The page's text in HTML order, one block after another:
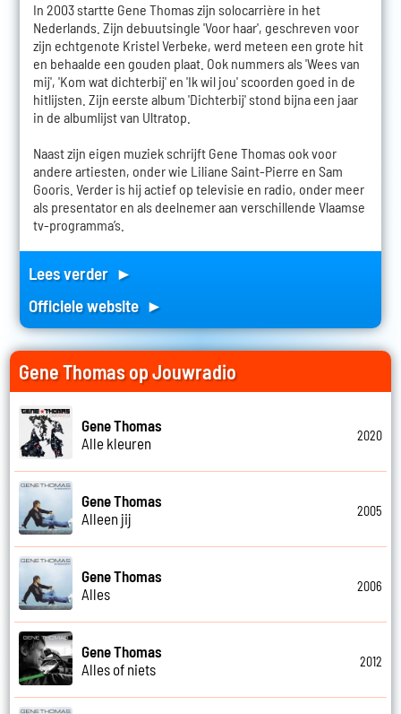
In 2003 startte Gene Thomas zijn solocarrière in het
Nederlands. Zijn debuutsingle 'Voor haar', geschreven voor
zijn echtgenote Kristel Verbeke, werd meteen een grote hit
en behaalde een gouden plaat. Ook nummers als 'Wees van
mij', 'Kom wat dichterbij' en 'Ik wil jou' scoorden goed in de
hitlijsten. Zijn eerste album 'Dichterbij' stond bijna een jaar
in de albumlijst van Ultratop.
Naast zijn eigen muziek schrijft Gene Thomas ook voor
andere artiesten, onder wie Liliane Saint-Pierre en Sam
Gooris. Verder is hij actief op televisie en radio, onder meer
als presentator en als deelnemer aan verschillende Vlaamse
tv-programma’s.
Lees verder ►
Officiele website ►
Gene Thomas op Jouwradio
Gene Thomas
Alle kleuren
2020
Gene Thomas
Alleen jij
2005
Gene Thomas
Alles
2006
Gene Thomas
Alles of niets
2012